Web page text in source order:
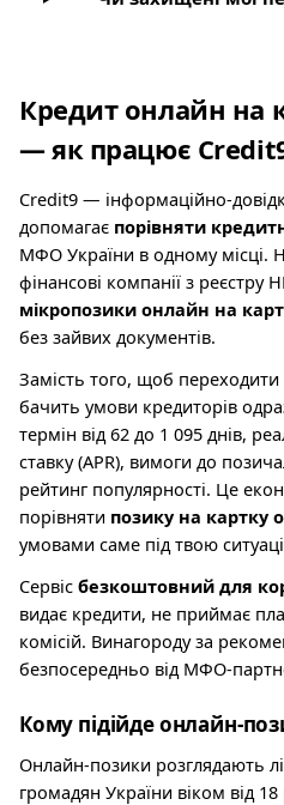
Кредит онлайн на
— як працює
Credit9 — інформаційно-
допомагає порівняти
МФО України в одному місці.
фінансові компанії з
мікропозики онлайн на
без зайвих документів.
Замість того, щоб переходити
бачить умови кредиторів
термін від 62 до 1 095 днів,
ставку (APR), вимоги до
рейтинг популярності. Це
порівняти позику на картку
умовами саме під твою
Сервіс безкоштовний для
видає кредити, не приймає
комісій. Винагороду за
безпосередньо від МФО-
Кому підійде онлайн-
Онлайн-позики розглядають
громадян України віком від